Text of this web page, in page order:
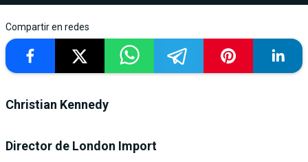
Compartir en redes
Christian Kennedy
Director de London Import